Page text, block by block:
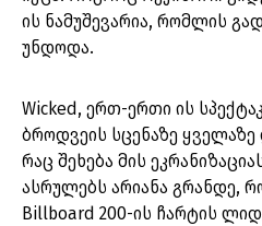
ის ნამუშევარია, რომლის
უნდოდა.
Wicked, ერთ-ერთი ის
ბროდვეის სცენაზე ყველაზე
რაც შეხება მის
ასრულებს არიანა გრანდე,
Billboard 200-ის ჩარტის